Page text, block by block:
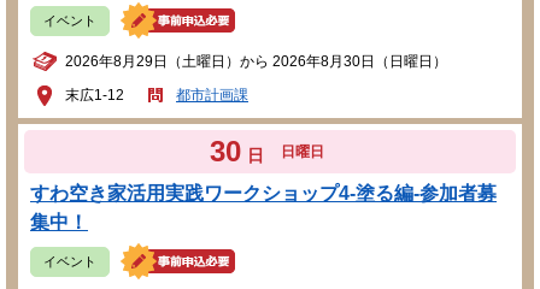
イベント
2026年8月29日（土曜日）から 2026年8月30日（日曜日）
末広1-12
都市計画課
30 日 日曜日
すわ空き家活用実践ワークショップ4-塗る編-参加者募
集中！
イベント